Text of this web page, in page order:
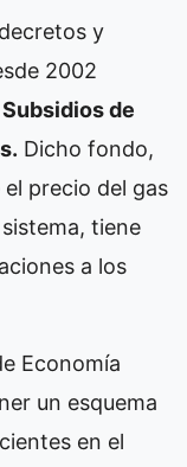
y
2002
de
Dicho fondo,
precio del gas
tiene
a los
Economía
un esquema
en el